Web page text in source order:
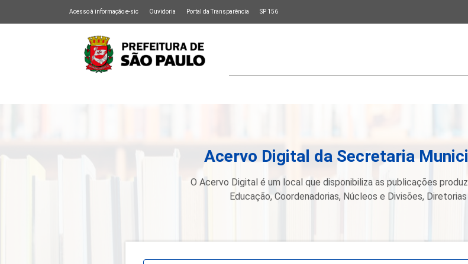
Acesso à informação e-sic Ouvidoria Portal da Transparência SP 156
Acervo Digital da Secretaria
O Acervo Digital é um local que disponibiliza as publicações
Educação, Coordenadorias, Núcleos e Divisões,